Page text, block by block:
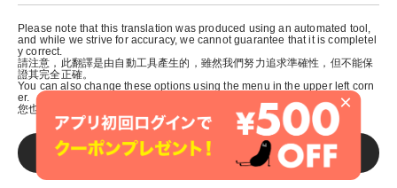
会社概要
×
Please note that this translation was produced using an automated tool,
and while we strive for accuracy, we cannot guarantee that it is completel
y correct.
請注意，此翻譯是由自動工具產生的，雖然我們努力追求準確性，但不能保
證其完全正確。
You can also change these options using the menu in the upper left corn
er.
您也可以使用左上角的選單來更改這些選項。
SAVE